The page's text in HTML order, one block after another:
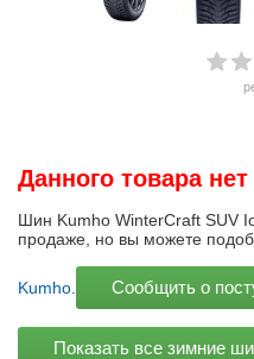
Данного товара
Шин Kumho WinterCraft SUV
продаже, но вы можете
Kumho Сообщить о
Показать все зимние